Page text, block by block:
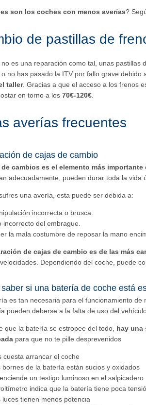
son los coches con menos averías?
de pastillas de
es una reparación como tal, unas
no has pasado la ITV por fallo grave debido
taller. Gracias a que el acceso a los frenos
en torno a los 70€-120€.
averías frecuentes
de cajas de cambio
de cambios es el elemento más
adecuadamente, pueden durar toda la vida
una avería, esta puede ser debida a:
incorrecta o brusca.
incorrecto del embrague.
la mala costumbre de reposar la mano
de cajas de cambio es de las más
Dependiendo del coche, puede
si una batería de coche está
es tan necesaria para el funcionamiento de
pueden deberse a la falta de uso del
que la batería se estropee del todo, hay una
para que no te pille desprevenidos
cuesta arrancar el coche
bornes de la batería están sucios y oxidados
un testigo luminoso en el salpicadero
indica que la batería tiene poca
luces tienen menos potencia